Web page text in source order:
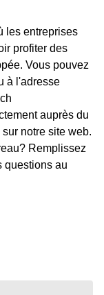
les entreprises
profiter des
Vous pouvez
à l'adresse
auprès du
notre site web.
Remplissez
questions au